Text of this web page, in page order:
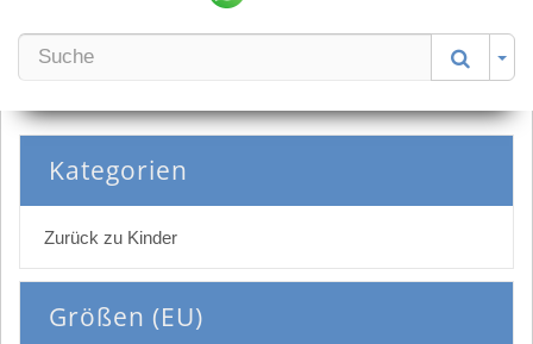
Kategorien
Zurück zu Kinder
Größen (EU)